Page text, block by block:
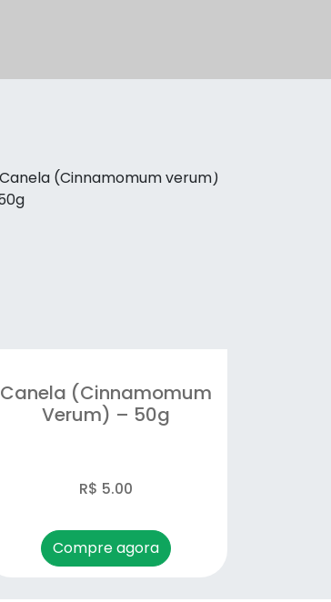
Canela (Cinnamomum
Verum) – 50g
R$ 5.00
Compre agora